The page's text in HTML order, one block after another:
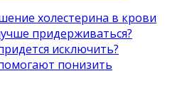
холестерина в крови
придерживаться?
исключить?
понизить